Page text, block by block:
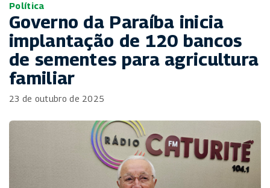
Política
Governo da Paraíba inicia
implantação de 120 bancos
de sementes para agricultura
familiar
23 de outubro de 2025